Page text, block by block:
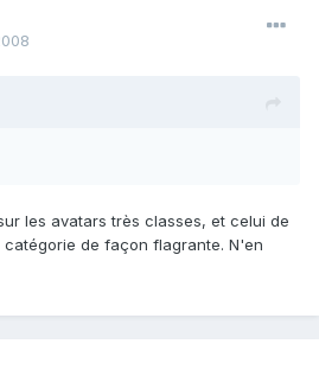
les avatars très classes, et celui de
catégorie de façon flagrante. N'en